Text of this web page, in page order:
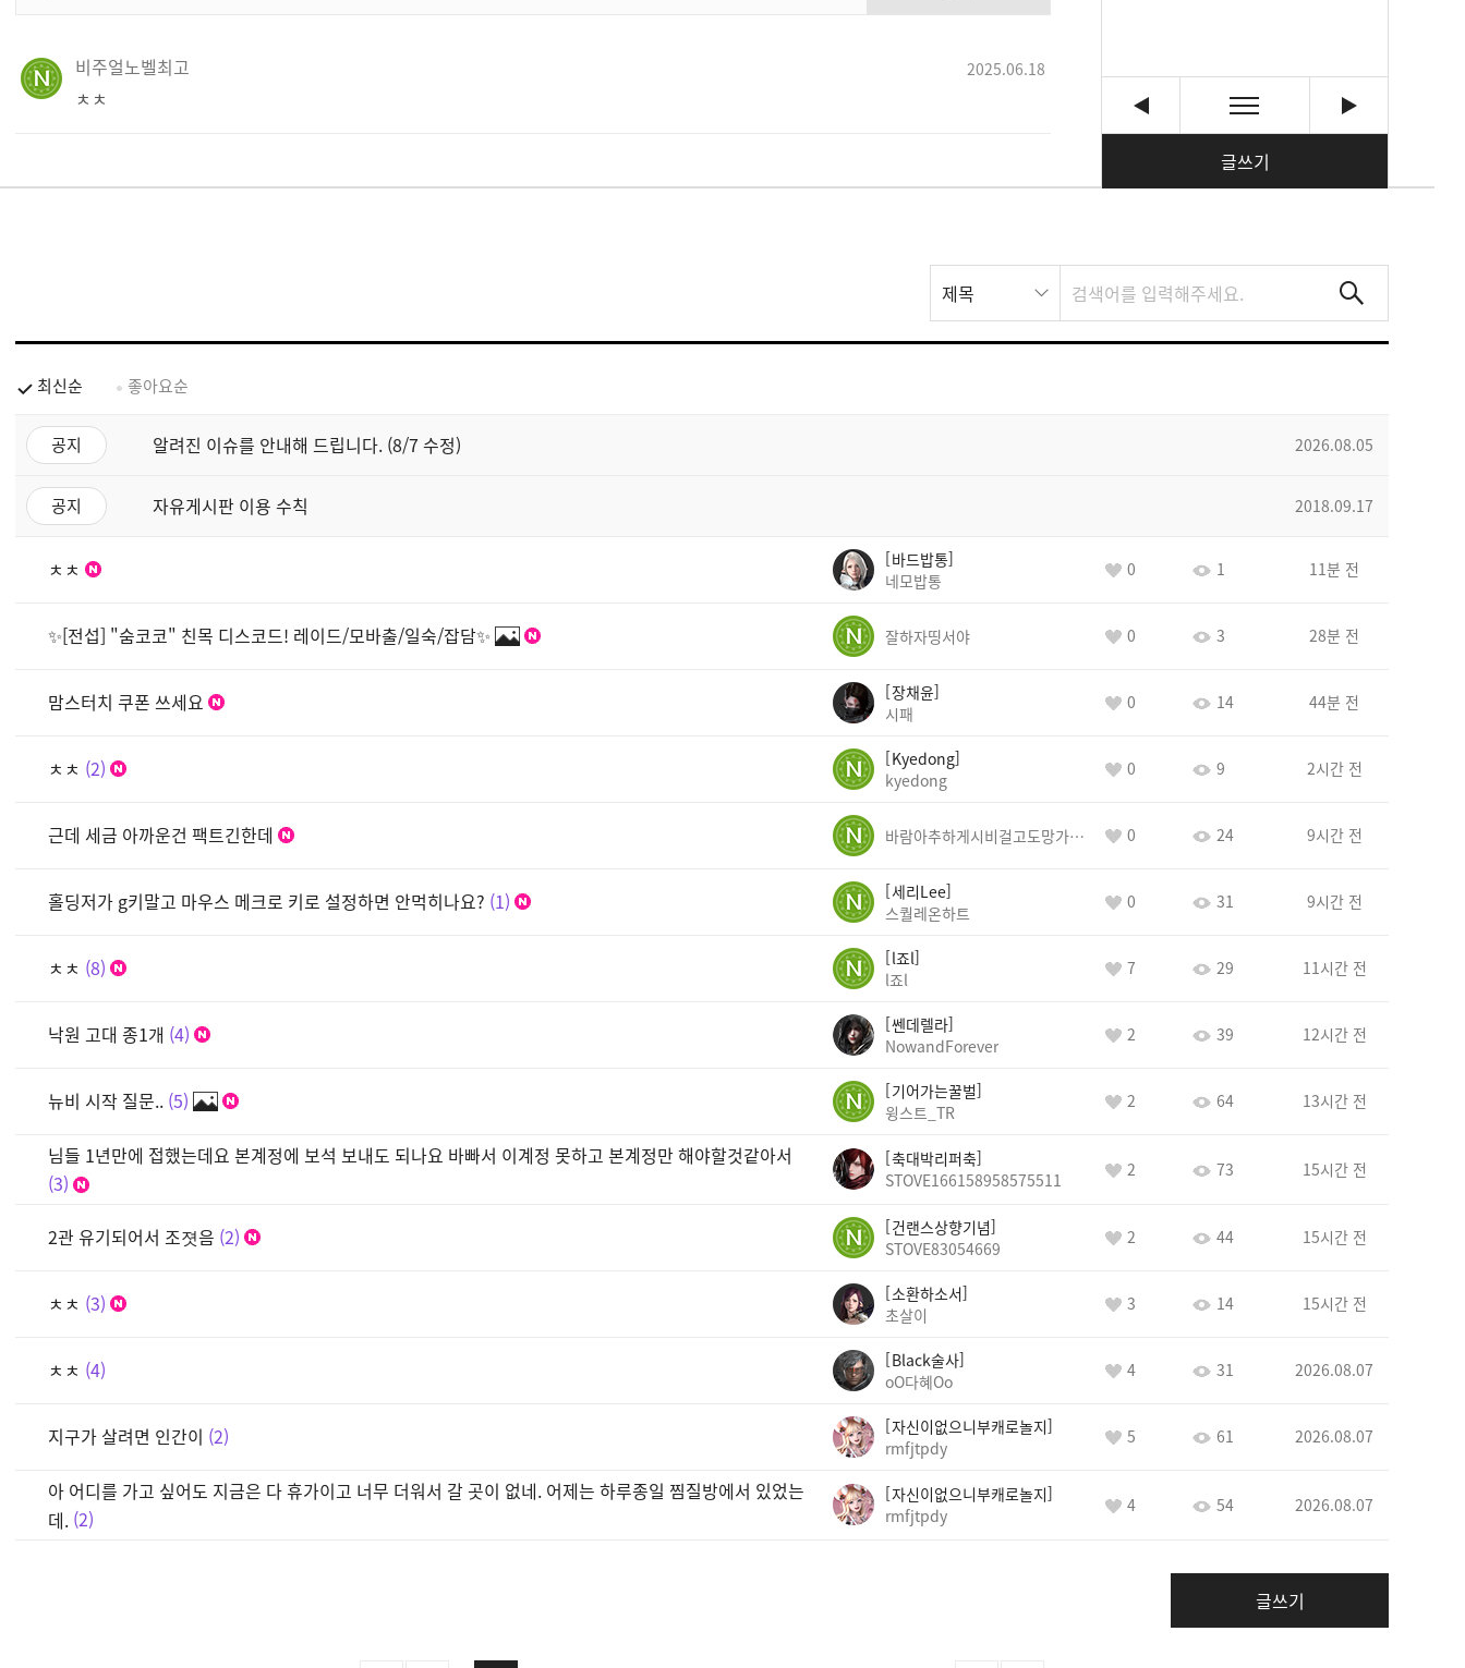
글쓰기
비주얼노벨최고 2025.06.18
ㅊㅊ
스
트
제목
최신순 좋아요순
공지 알려진 이슈를 안내해 드립니다. (8/7 수정) 2026.08.05
공지 자유게시판 이용 수칙 2018.09.17
ㅊㅊ
바드밥통
네모밥통
0 1 11분 전
✨[전섭] "숨코코" 친목 디스코드! 레이드/모바출/일숙/잡담✨ 잘하자띵서야 0 3 28분 전
맘스터치 쿠폰 쓰세요
장채윤
시패
0 14 44분 전
ㅊㅊ 2
Kyedong
kyedong
0 9 2시간 전
근데 세금 아까운건 팩트긴한데 바람아추하게시비걸고도망가냐당당하게글써 0 24 9시간 전
홀딩저가 g키말고 마우스 메크로 키로 설정하면 안먹히나요? 1
세리Lee
스퀄레온하트
0 31 9시간 전
ㅊㅊ 8
l죠l
l죠l
7 29 11시간 전
낙원 고대 종1개 4
쎈데렐라
NowandForever
2 39 12시간 전
뉴비 시작 질문.. 5
기어가는꿀벌
윙스트_TR
2 64 13시간 전
님들 1년만에 접했는데요 본계정에 보석 보내도 되나요 바빠서 이계정 못하고 본계정만 해야할것같아서
3
축대박리퍼축
STOVE166158958575511
2 73 15시간 전
2관 유기되어서 조졋음 2
건랜스상향기념
STOVE83054669
2 44 15시간 전
ㅊㅊ 3
소환하소서
초살이
3 14 15시간 전
ㅊㅊ 4
Black술사
oO다혜Oo
4 31 2026.08.07
지구가 살려면 인간이 2
자신이없으니부캐로놀지
rmfjtpdy
5 61 2026.08.07
아 어디를 가고 싶어도 지금은 다 휴가이고 너무 더워서 갈 곳이 없네. 어제는 하루종일 찜질방에서 있었는
데. 2
자신이없으니부캐로놀지
rmfjtpdy
4 54 2026.08.07
글쓰기